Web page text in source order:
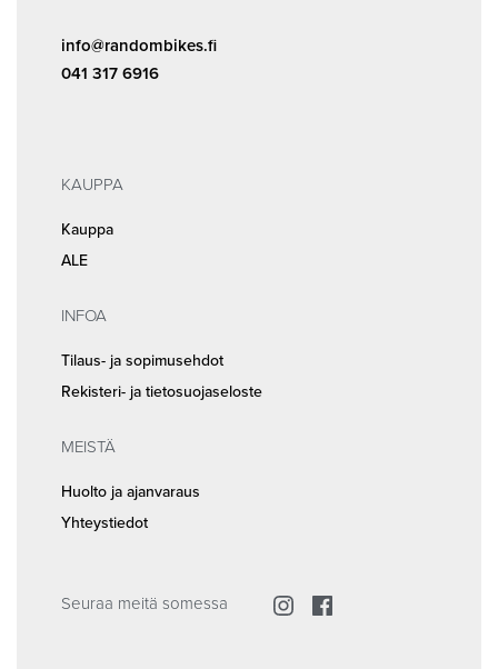
info@randombikes.fi
041 317 6916
KAUPPA
Kauppa
ALE
INFOA
Tilaus- ja sopimusehdot
Rekisteri- ja tietosuojaseloste
MEISTÄ
Huolto ja ajanvaraus
Yhteystiedot
Seuraa meitä somessa